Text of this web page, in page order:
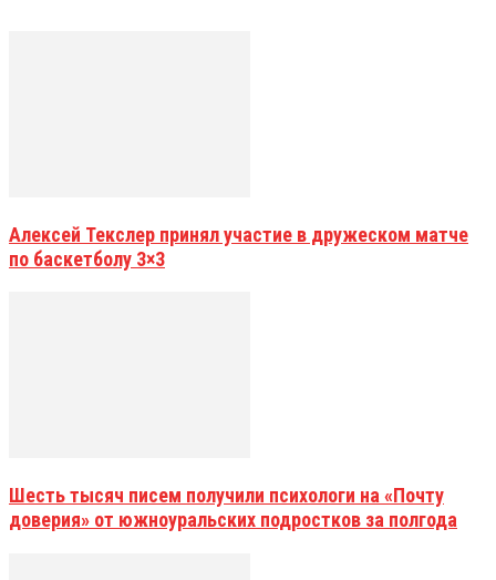
Алексей Текслер принял участие в дружеском матче
по баскетболу 3×3
Шесть тысяч писем получили психологи на «Почту
доверия» от южноуральских подростков за полгода